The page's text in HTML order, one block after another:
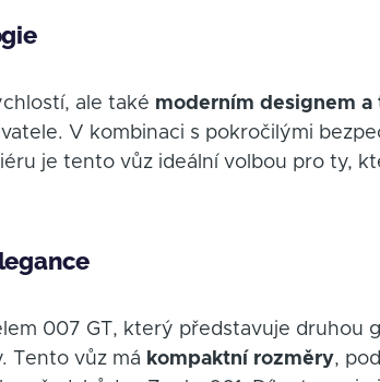
ale také moderním designem
V kombinaci s pokročilými
je tento vůz ideální volbou pro ty,
007 GT, který představuje druhou
Tento vůz má kompaktní rozměry,